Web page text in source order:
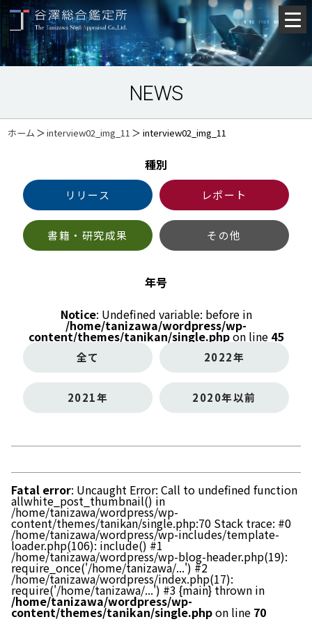
NEWS
ホーム ＞interview02_img_11 ＞ interview02_img_11
種別
リリース レポート
書籍・研究成果 その他
年号
Notice: Undefined variable: before in
/home/tanizawa/wordpress/wp-
content/themes/tanikan/single.phpon line 45
全て 2022年
2021年 2020年以前
Fatal error: Uncaught Error: Call to undefined function
allwhite_post_thumbnail() in
/home/tanizawa/wordpress/wp-
content/themes/tanikan/single.php:70 Stack trace: #0
/home/tanizawa/wordpress/wp-includes/template-
loader.php(106): include() #1
/home/tanizawa/wordpress/wp-blog-header.php(19):
require_once('/home/tanizawa/...') #2
/home/tanizawa/wordpress/index.php(17):
require('/home/tanizawa/...') #3 {main} thrown in
/home/tanizawa/wordpress/wp-
content/themes/tanikan/single.phpon line 70